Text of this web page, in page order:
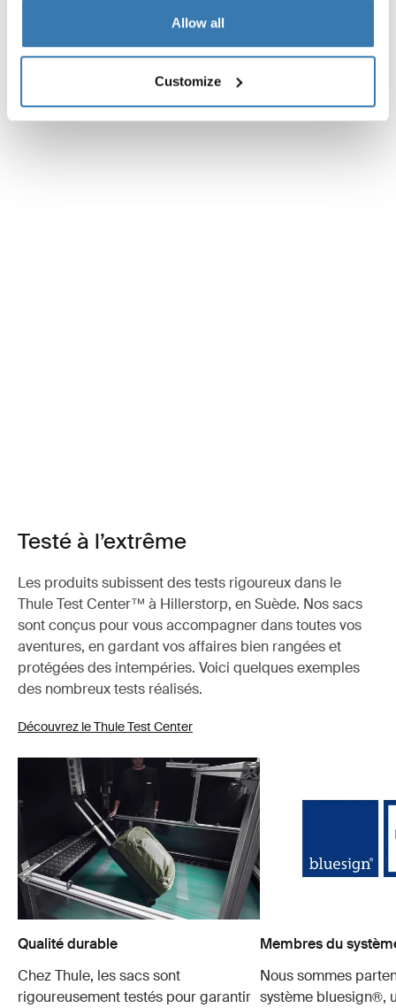
Allow all
Customize
Testé à l’extrême
Les produits subissent des tests rigoureux dans le
Thule Test Center™ à Hillerstorp, en Suède. Nos sacs
sont conçus pour vous accompagner dans toutes vos
aventures, en gardant vos affaires bien rangées et
protégées des intempéries. Voici quelques exemples
des nombreux tests réalisés.
Découvrez le Thule Test Center
Qualité durable
Chez Thule, les sacs sont
rigoureusement testés pour garantir
Membres du
Nous sommes
système bluesign®,